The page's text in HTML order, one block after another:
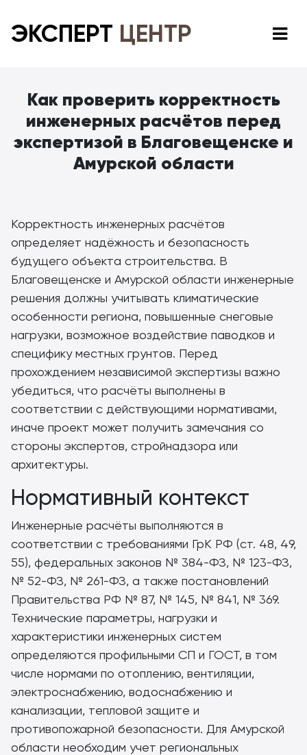
ЭКСПЕРТ ЦЕНТР
Как проверить корректность
инженерных расчётов перед
экспертизой в Благовещенске и
Амурской области
Корректность инженерных расчётов
определяет надёжность и безопасность
будущего объекта строительства. В
Благовещенске и Амурской области инженерные
решения должны учитывать климатические
особенности региона, повышенные снеговые
нагрузки, возможное воздействие паводков и
специфику местных грунтов. Перед
прохождением независимой экспертизы важно
убедиться, что расчёты выполнены в
соответствии с действующими нормативами,
иначе проект может получить замечания со
стороны экспертов, стройнадзора или
архитектуры.
Нормативный контекст
Инженерные расчёты выполняются в
соответствии с требованиями ГрК РФ (ст. 48, 49,
55), федеральных законов № 384-ФЗ, № 123-ФЗ,
№ 52-ФЗ, № 261-ФЗ, а также постановлений
Правительства РФ № 87, № 145, № 841, № 369.
Технические параметры, нагрузки и
характеристики инженерных систем
определяются профильными СП и ГОСТ, в том
числе нормами по отоплению, вентиляции,
электроснабжению, водоснабжению и
канализации, тепловой защите и
противопожарной безопасности. Для Амурской
области необходим учет региональных